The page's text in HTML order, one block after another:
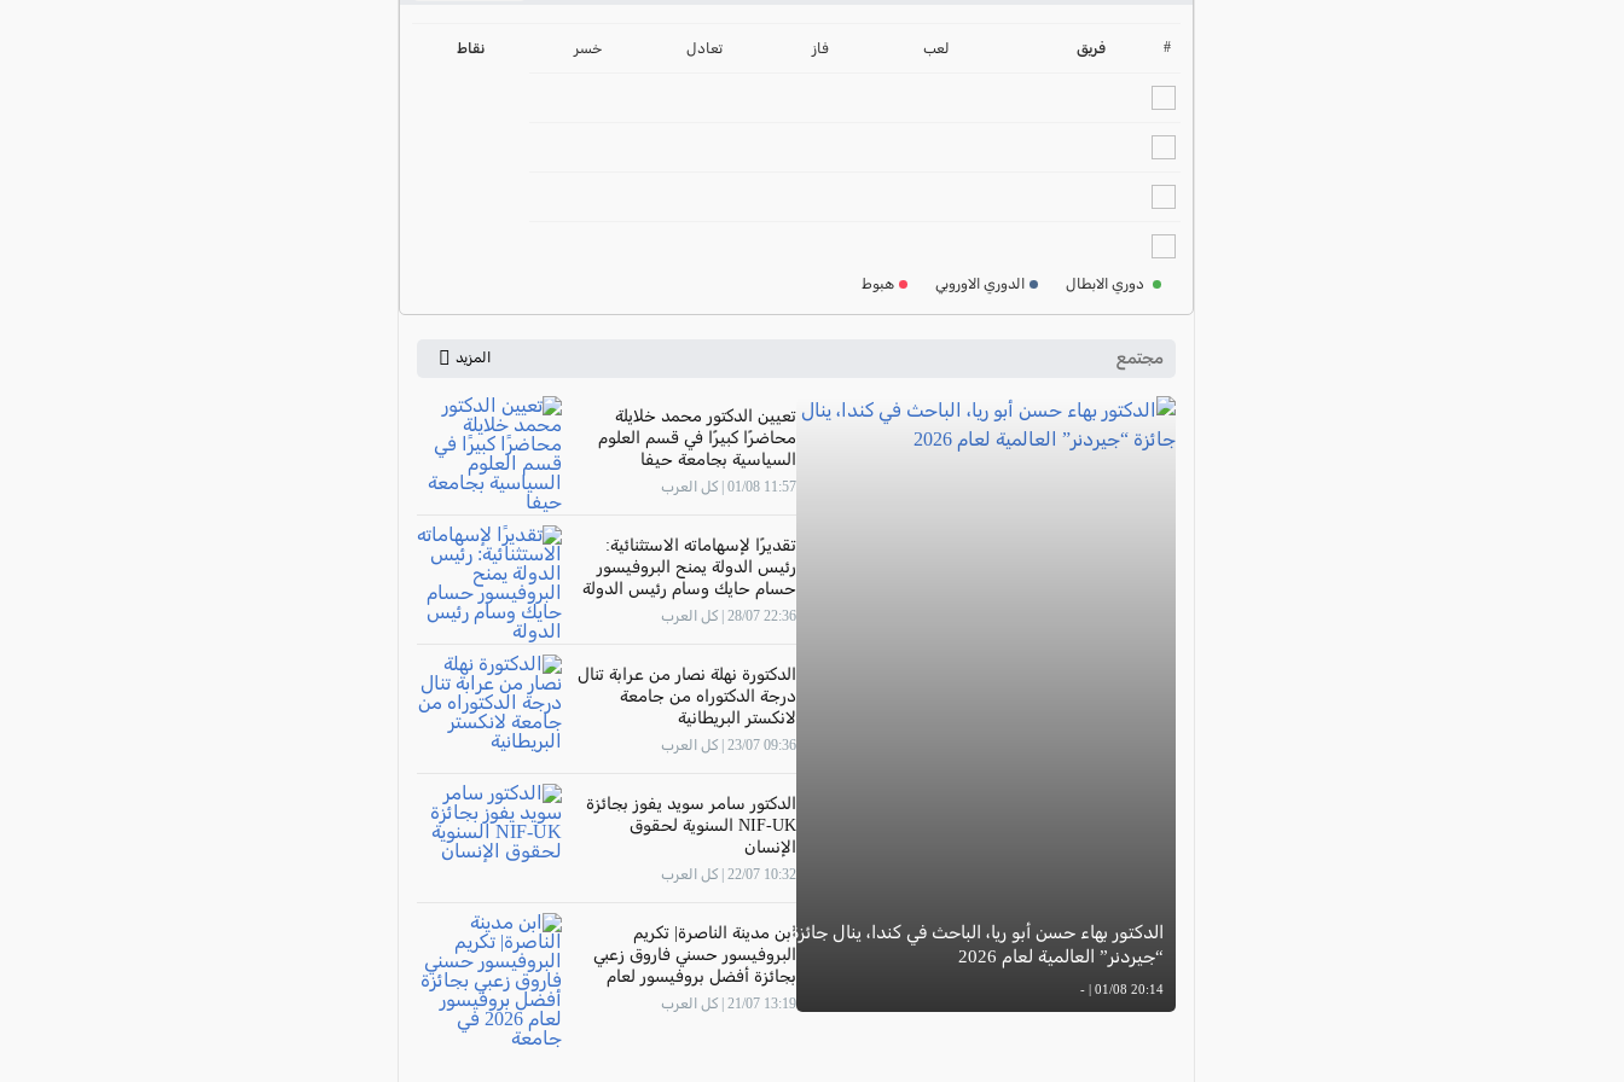
2024-2025
ترتيب الدوري الايطالي
# فريق لعب فاز تعادل خسر نقاط
دوري الابطال الدوري الاوروبي هبوط
مجتمع المزيد
الدكتور بهاء حسن أبو ريا، الباحث في كندا، ينال جائزة
“جيردنر” العالمية لعام 2026
20:14 01/08 | -
تعيين الدكتور محمد خلايلة
محاضرًا كبيرًا في قسم العلوم
السياسية بجامعة حيفا
11:57 01/08 | كل العرب
تقديرًا لإسهاماته الاستثنائية:
رئيس الدولة يمنح البروفيسور
حسام حايك وسام رئيس الدولة
22:36 28/07 | كل العرب
الدكتورة نهلة نصار من عرابة تنال
درجة الدكتوراه من جامعة
لانكستر البريطانية
09:36 23/07 | كل العرب
الدكتور سامر سويد يفوز بجائزة
NIF-UK السنوية لحقوق
الإنسان
10:32 22/07 | كل العرب
ابن مدينة الناصرة| تكريم
البروفيسور حسني فاروق زعبي
بجائزة أفضل بروفيسور لعام
2026 في جامعة "The New
13:19 21/07 | كل العرب